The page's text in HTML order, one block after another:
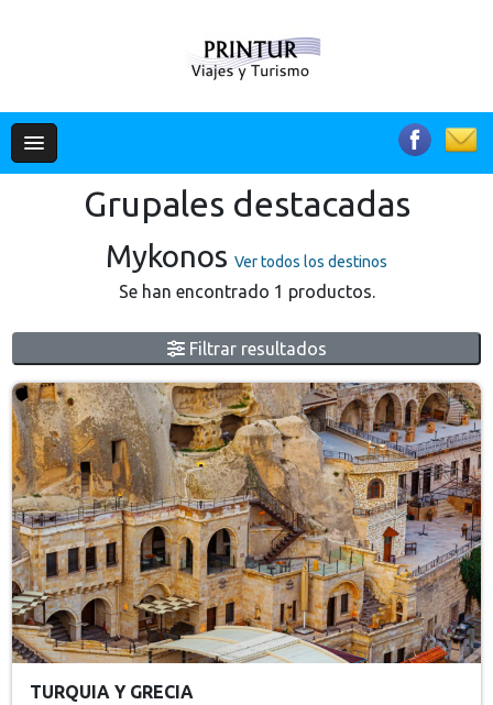
Grupales destacadas
Mykonos Ver todos los destinos
Se han encontrado 1 productos.
Filtrar resultados
TURQUIA Y GRECIA